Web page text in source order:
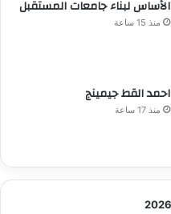
الأساس لبناء جامعات المستقبل
منذ 15 ساعة
احمد القط جيمينج
منذ 17 ساعة